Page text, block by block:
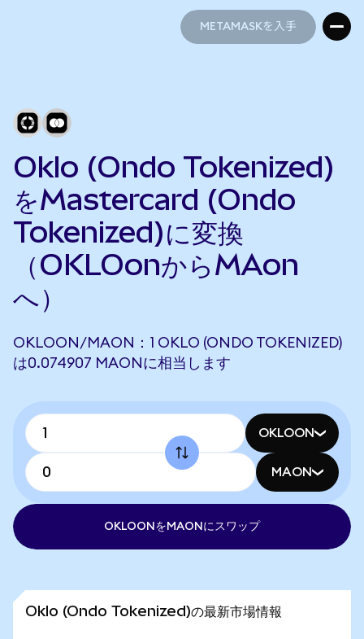
METAMASKを入手
Oklo (Ondo Tokenized)
をMastercard (Ondo
Tokenized)に変換
（OKLOonからMAon
へ）
OKLOON/MAON：1 OKLO (ONDO TOKENIZED)
は0.074907 MAONに相当します
OKLOON
MAON
OKLOONをMAONにスワップ
Oklo (Ondo Tokenized)の最新市場情報